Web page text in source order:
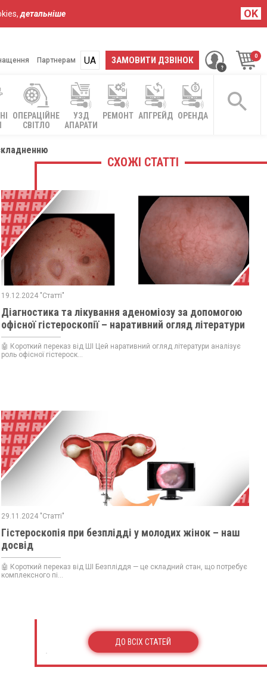
детальніше OK
Партнерам ЗАМОВИТИ ДЗВІНОК
UA
RU
ОПЕРАЦІЙНЕ
СВІТЛО
УЗД
АПАРАТИ
РЕМОНТ АПГРЕЙД ОРЕНДА
СХОЖІ СТАТТІ
19.12.2024 "Статті"
Діагностика та лікування аденоміозу за допомогою
офісної гістероскопії – наративний огляд літератури
🤖 Короткий переказ від ШІ Цей наративний огляд літератури аналізує
роль офісної гістероск...
29.11.2024 "Статті"
Гістероскопія при безплідді у молодих жінок – наш
досвід
🤖 Короткий переказ від ШІ Безпліддя — це складний стан, що потребує
комплексного пі...
ДО ВСІХ СТАТЕЙ